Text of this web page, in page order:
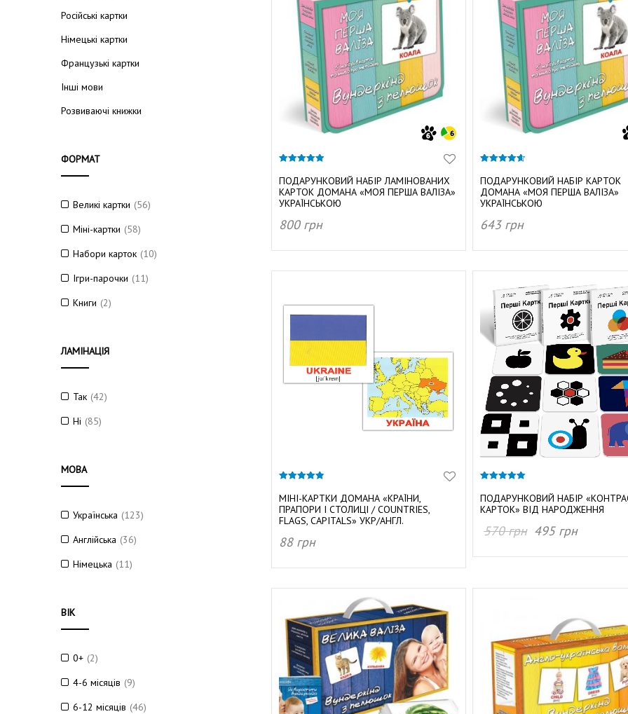
з 5
ПОДАРУНКОВИЙ НАБІР ЛАМІНОВАНИХ
КАРТОК ДОМАНА «МОЯ ПЕРША ВАЛІЗА»
УКРАЇНСЬКОЮ
800 грн
з 5
ПОДАРУНКОВИЙ НАБІР КАРТОК
ДОМАНА «МОЯ ПЕРША ВАЛІЗА»
УКРАЇНСЬКОЮ
643 грн
з 5
МІНІ-КАРТКИ ДОМАНА «КРАЇНИ,
ПРАПОРИ І СТОЛИЦІ / COUNTRIES,
FLAGS, CAPITALS» УКР/АНГЛ.
88 грн
з 5
ПОДАРУНКОВИЙ НАБІР
КАРТОК» ВІД НАРОДЖЕННЯ
570грн 495 грн
Російські картки
Німецькі картки
Французькі картки
Інші мови
Розвиваючі книжки
ФОРМАТ
Великі картки (56)
Міні-картки (58)
Набори карток (10)
Ігри-парочки (11)
Книги (2)
ЛАМІНАЦІЯ
Так (42)
Ні (85)
МОВА
Українська (123)
Англійська (36)
Німецька (11)
ВІК
0+ (2)
4-6 місяців (9)
6-12 місяців (46)